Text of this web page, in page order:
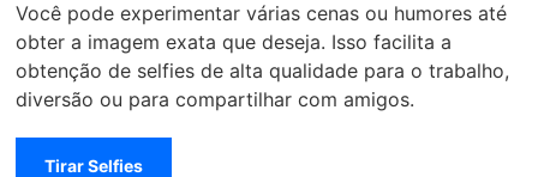
Você pode experimentar várias cenas ou humores até
obter a imagem exata que deseja. Isso facilita a
obtenção de selfies de alta qualidade para o trabalho,
diversão ou para compartilhar com amigos.
Tirar Selfies